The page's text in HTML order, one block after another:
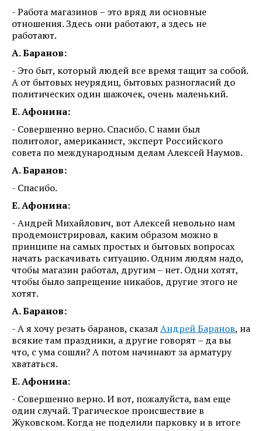
- Работа магазинов – это вряд ли основные
отношения. Здесь они работают, а здесь не
работают.
А. Баранов:
- Это быт, который людей все время тащит за собой.
А от бытовых неурядиц, бытовых разногласий до
политических один шажочек, очень маленький.
Е. Афонина:
- Совершенно верно. Спасибо. С нами был
политолог, американист, эксперт Российского
совета по международным делам Алексей Наумов.
А. Баранов:
- Спасибо.
Е. Афонина:
- Андрей Михайлович, вот Алексей невольно нам
продемонстрировал, каким образом можно в
принципе на самых простых и бытовых вопросах
начать раскачивать ситуацию. Одним людям надо,
чтобы магазин работал, другим – нет. Одни хотят,
чтобы было запрещение никабов, другие этого не
хотят.
А. Баранов:
- А я хочу резать баранов, сказалАндрей Баранов, на
всякие там праздники, а другие говорят – да вы
что, с ума сошли? А потом начинают за арматуру
хвататься.
Е. Афонина:
- Совершенно верно. И вот, пожалуйста, вам еще
один случай. Трагическое происшествие в
Жуковском. Когда не поделили парковку и в итоге